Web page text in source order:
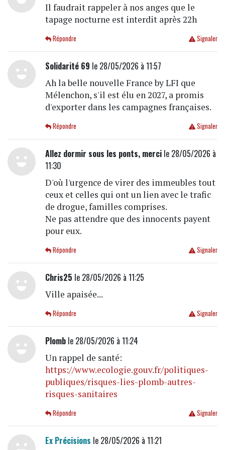
Il faudrait rappeler à nos anges que le
tapage nocturne est interdit après 22h
Signaler
Répondre
Solidarité 69 le 28/05/2026 à 11:57
Ah la belle nouvelle France by LFI que
Mélenchon, s'il est élu en 2027, a promis
d'exporter dans les campagnes françaises.
Signaler
Répondre
Allez dormir sous les ponts, mercile 28/05/2026 à
11:30
D'où l'urgence de virer des immeubles tout
ceux et celles qui ont un lien avec le trafic
de drogue, familles comprises.
Ne pas attendre que des innocents payent
pour eux.
Signaler
Répondre
Chris25 le 28/05/2026 à 11:25
Ville apaisée...
Signaler
Répondre
Plomble 28/05/2026 à 11:24
Un rappel de santé:
https://www.ecologie.gouv.fr/politiques-
publiques/risques-lies-plomb-autres-
risques-sanitaires
Signaler
Répondre
Ex Précisions le 28/05/2026 à 11:21